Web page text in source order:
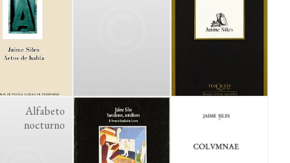
Alfabeto
nocturno